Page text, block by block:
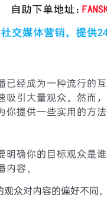
已经成为一种流行的
吸引大量观众。然而
你提供一些实用的方
明确你的目标观众是
容。
众对内容的偏好不同。